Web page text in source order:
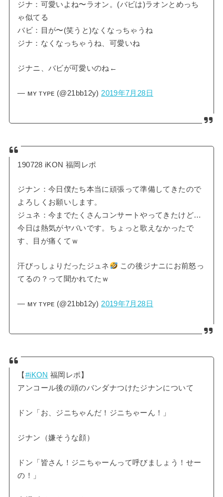
ジナ：可愛いよね〜ラオン。(バビは)ラオンとめっち
ゃ似てる
バビ：目が〜(笑うと)なくなっちゃうね
ジナ：なくなっちゃうね、可愛いね
ジナニ、バビが可愛いのね←
— ᴍʏ ᴛʏᴘᴇ (@21bb12y) 2019年7月28日
190728 iKON 福岡レポ
ジナン：今日僕たち本当に頑張って準備してきたので
よろしくお願いします。
ジュネ：今までたくさんコンサートやってきたけど…
今日は熱気がヤバいです。ちょっと歌えなかったで
す、目が痛くてｗ
汗びっしょりだったジュネ
この後ジナニにお前怒っ
てるの？って聞かれてたｗ
— ᴍʏ ᴛʏᴘᴇ (@21bb12y) 2019年7月28日
【 #iKON 福岡レポ】
アンコール後の頭のバンダナつけたジナンについて
ドン「お、ジニちゃんだ！ジニちゃーん！」
ジナン（嫌そうな顔）
ドン「皆さん！ジニちゃーんって呼びましょう！せー
の！」